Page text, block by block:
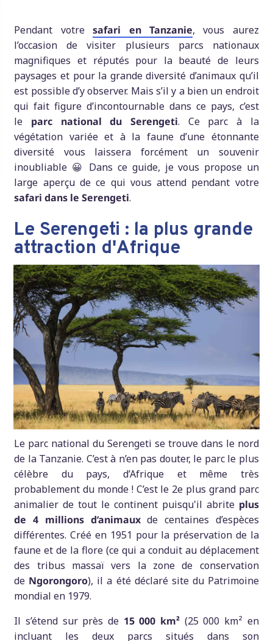
Pendant votresafari en Tanzanie, vous aurez
l’occasion de visiter plusieurs parcs nationaux
magnifiques et réputés pour la beauté de leurs
paysages et pour la grande diversité d’animaux qu’il
est possible d’y observer. Mais s’il y a bien un endroit
qui fait figure d’incontournable dans ce pays, c’est
le parc national du Serengeti. Ce parc à la
végétation variée et à la faune d’une étonnante
diversité vous laissera forcément un souvenir
inoubliable 😀 Dans ce guide, je vous propose un
large aperçu de ce qui vous attend pendant votre
safari dans le Serengeti.
Le Serengeti : la plus grande
attraction d'Afrique
Le parc national du Serengeti se trouve dans le nord
de la Tanzanie. C’est à n’en pas douter, le parc le plus
célèbre du pays, d’Afrique et même très
probablement du monde ! C’est le 2e plus grand parc
animalier de tout le continent puisqu'il abrite plus
de 4 millions d’animauxde centaines d’espèces
différentes. Créé en 1951 pour la préservation de la
faune et de la flore (ce qui a conduit au déplacement
des tribus massaï vers la zone de conservation
de Ngorongoro), il a été déclaré site du Patrimoine
mondial en 1979.
Il s’étend sur près de 15 000 km² (25 000 km² en
incluant les deux parcs situés dans son